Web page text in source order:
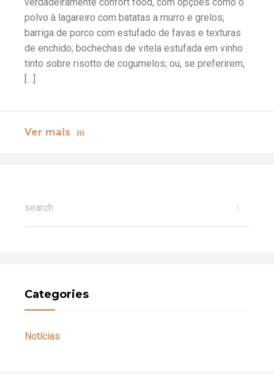
polvo à lagareiro com batatas a murro e grelos;
barriga de porco com estufado de favas e texturas
de enchido; bochechas de vitela estufada em vinho
tinto sobre risotto de cogumelos; ou, se preferirem,
[…]
Ver mais
Categories
Notícias